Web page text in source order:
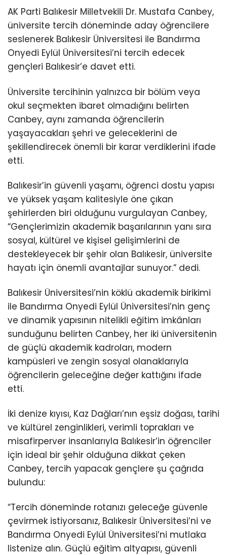
AK Parti Balıkesir Milletvekili Dr. Mustafa Canbey,
üniversite tercih döneminde aday öğrencilere
seslenerek Balıkesir Üniversitesi ile Bandırma
Onyedi Eylül Üniversitesi’ni tercih edecek
gençleri Balıkesir’e davet etti.
Üniversite tercihinin yalnızca bir bölüm veya
okul seçmekten ibaret olmadığını belirten
Canbey, aynı zamanda öğrencilerin
yaşayacakları şehri ve geleceklerini de
şekillendirecek önemli bir karar verdiklerini ifade
etti.
Balıkesir’in güvenli yaşamı, öğrenci dostu yapısı
ve yüksek yaşam kalitesiyle öne çıkan
şehirlerden biri olduğunu vurgulayan Canbey,
“Gençlerimizin akademik başarılarının yanı sıra
sosyal, kültürel ve kişisel gelişimlerini de
destekleyecek bir şehir olan Balıkesir, üniversite
hayatı için önemli avantajlar sunuyor.” dedi.
Balıkesir Üniversitesi’nin köklü akademik birikimi
ile Bandırma Onyedi Eylül Üniversitesi’nin genç
ve dinamik yapısının nitelikli eğitim imkânları
sunduğunu belirten Canbey, her iki üniversitenin
de güçlü akademik kadroları, modern
kampüsleri ve zengin sosyal olanaklarıyla
öğrencilerin geleceğine değer kattığını ifade
etti.
İki denize kıyısı, Kaz Dağları’nın eşsiz doğası, tarihi
ve kültürel zenginlikleri, verimli toprakları ve
misafirperver insanlarıyla Balıkesir’in öğrenciler
için ideal bir şehir olduğuna dikkat çeken
Canbey, tercih yapacak gençlere şu çağrıda
bulundu:
“Tercih döneminde rotanızı geleceğe güvenle
çevirmek istiyorsanız, Balıkesir Üniversitesi’ni ve
Bandırma Onyedi Eylül Üniversitesi’ni mutlaka
listenize alın. Güçlü eğitim altyapısı, güvenli